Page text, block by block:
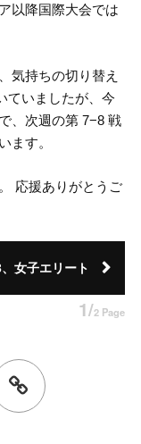
以降国際大会では
気持ちの切り替え
ていましたが、今
、次週の第 7−8 戦
ます。
応援ありがとうご
女子エリート
1/2 Page